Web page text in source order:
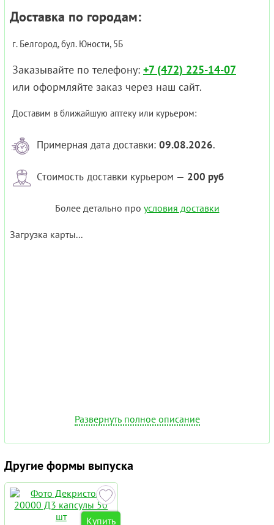
Доставка по городам:
г. Белгород, бул. Юности, 5Б
Заказывайте по телефону: +7 (472) 225-14-07
или оформляйте заказ через наш сайт.
Доставим в ближайшую аптеку или курьером:
Примерная дата доставки: 09.08.2026.
Стоимость доставки курьером — 200 руб
Более детально про условия доставки
Загрузка карты...
Развернуть полное описание
Другие формы выпуска
Купить